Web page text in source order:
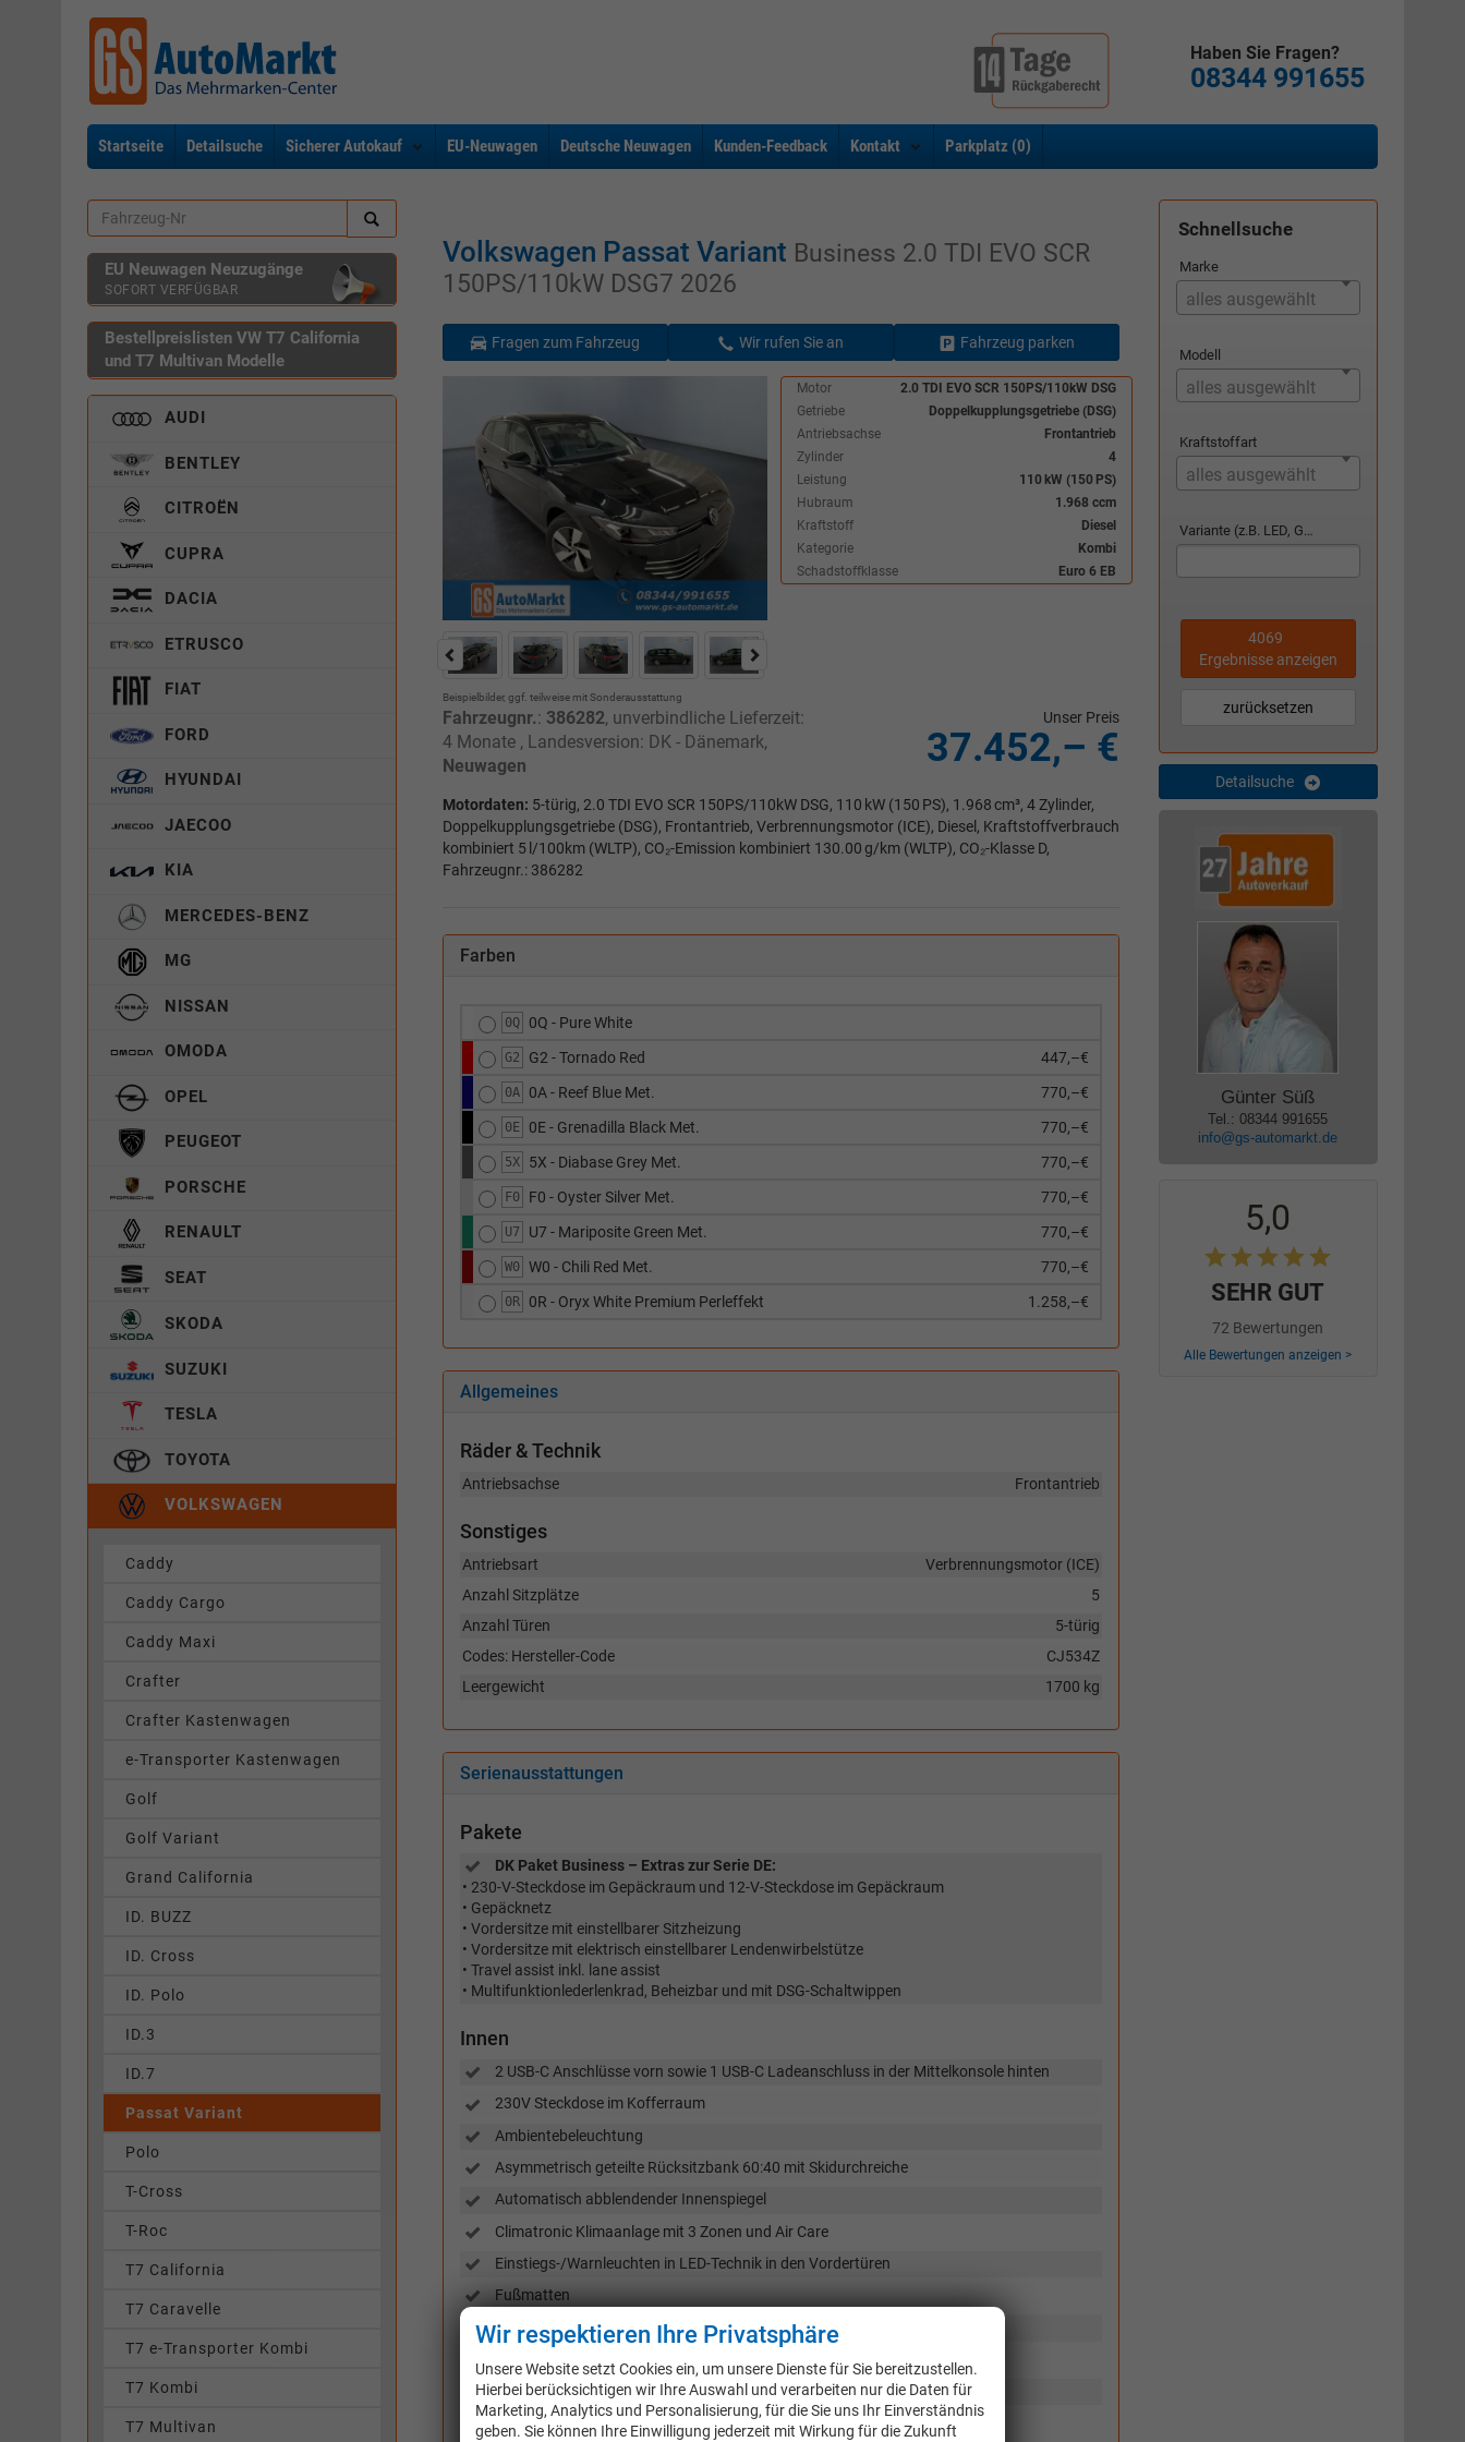
Haben Sie Fragen?
08344 991655
Startseite Detailsuche Sicherer Autokauf EU-Neuwagen Deutsche Neuwagen Kunden-Feedback Kontakt Parkplatz (0)
Volkswagen Passat Variant Business 2.0 TDI EVO SCR
150PS/110kW DSG7 2026
Fragen zum Fahrzeug Wir rufen Sie an Fahrzeug parken
Beispielbilder, ggf. teilweise mit Sonderausstattung
Motor
2.0 TDI EVO SCR 150PS/110kW DSG
Getriebe
Doppelkupplungsgetriebe (DSG)
Antriebsachse
Frontantrieb
Zylinder
4
Leistung
110 kW (150 PS)
Hubraum
1.968 ccm
Kraftstoff
Diesel
Kategorie
Kombi
Schadstoffklasse
Euro 6 EB
Fahrzeugnr.: 386282, unverbindliche Lieferzeit:
4 Monate, Landesversion: DK - Dänemark,
Neuwagen
Unser Preis
37.452,– €
Motordaten: 5-türig, 2.0 TDI EVO SCR 150PS/110kW DSG, 110 kW (150 PS), 1.968 cm³, 4 Zylinder,
Doppelkupplungsgetriebe (DSG), Frontantrieb, Verbrennungsmotor (ICE), Diesel, Kraftstoffverbrauch
kombiniert 5 l/100km (WLTP), CO₂-Emission kombiniert 130.00 g/km (WLTP), CO₂-Klasse D,
Fahrzeugnr.: 386282
Farben
0Q 0Q - Pure White
G2 G2 - Tornado Red 447,–€
0A 0A - Reef Blue Met. 770,–€
0E 0E - Grenadilla Black Met. 770,–€
5X 5X - Diabase Grey Met. 770,–€
F0 F0 - Oyster Silver Met. 770,–€
U7 U7 - Mariposite Green Met. 770,–€
W0 W0 - Chili Red Met. 770,–€
0R 0R - Oryx White Premium Perleffekt 1.258,–€
Allgemeines
Räder & Technik
Frontantrieb
Antriebsachse
Sonstiges
Verbrennungsmotor (ICE)
Antriebsart
5
Anzahl Sitzplätze
5-türig
Anzahl Türen
CJ534Z
Codes: Hersteller-Code
1700 kg
Leergewicht
Serienausstattungen
Pakete
DK Paket Business – Extras zur Serie DE:
• 230-V-Steckdose im Gepäckraum und 12-V-Steckdose im Gepäckraum
• Gepäcknetz
• Vordersitze mit einstellbarer Sitzheizung
• Vordersitze mit elektrisch einstellbarer Lendenwirbelstütze
• Travel assist inkl. lane assist
• Multifunktionlederlenkrad, Beheizbar und mit DSG-Schaltwippen
Innen
2 USB-C Anschlüsse vorn sowie 1 USB-C Ladeanschluss in der Mittelkonsole hinten
230V Steckdose im Kofferraum
Ambientebeleuchtung
Asymmetrisch geteilte Rücksitzbank 60:40 mit Skidurchreiche
Automatisch abblendender Innenspiegel
Climatronic Klimaanlage mit 3 Zonen und Air Care
Einstiegs-/Warnleuchten in LED-Technik in den Vordertüren
Fußmatten
Gepäckraumnetz
Induktives Laden
Komfortsitze vorn
LED-Leuchten im Fußraum vorn
EU Neuwagen Neuzugänge
SOFORT VERFÜGBAR
Bestellpreislisten VW T7 California
und T7 Multivan Modelle
AUDI
BENTLEY
CITROËN
CUPRA
DACIA
ETRUSCO
FIAT
FORD
HYUNDAI
JAECOO
KIA
MERCEDES-BENZ
MG
NISSAN
OMODA
OPEL
PEUGEOT
PORSCHE
RENAULT
SEAT
SKODA
SUZUKI
TESLA
TOYOTA
VOLKSWAGEN
Caddy
Caddy Cargo
Caddy Maxi
Crafter
Crafter Kastenwagen
e-Transporter Kastenwagen
Golf
Golf Variant
Grand California
ID. BUZZ
ID. Cross
ID. Polo
ID.3
ID.7
Passat Variant
Polo
T-Cross
T-Roc
T7 California
T7 Caravelle
T7 e-Transporter Kombi
T7 Kombi
T7 Multivan
Schnellsuche
Marke
alles ausgewählt
Modell
alles ausgewählt
Kraftstoffart
alles ausgewählt
Variante (z.B. LED, GTI, Facelift...)
4069
Ergebnisse anzeigen
zurücksetzen
Detailsuche
Günter Süß
Tel.: 08344 991655
info@gs-automarkt.de
5,0
SEHR GUT
72 Bewertungen
Alle Bewertungen anzeigen >
Wir respektieren Ihre Privatsphäre
Unsere Website setzt Cookies ein, um unsere Dienste für Sie bereitzustellen.
Hierbei berücksichtigen wir Ihre Auswahl und verarbeiten nur die Daten für
Marketing, Analytics und Personalisierung, für die Sie uns Ihr Einverständnis
geben. Sie können Ihre Einwilligung jederzeit mit Wirkung für die Zukunft